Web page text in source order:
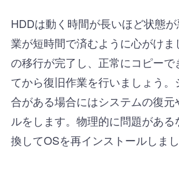
HDDは動く時間が長いほど状態
業が短時間で済むように心がけま
の移行が完了し、正常にコピーで
てから復旧作業を行いましょう
合がある場合にはシステムの復元
ルをします。物理的に問題があ
換してOSを再インストールしまし